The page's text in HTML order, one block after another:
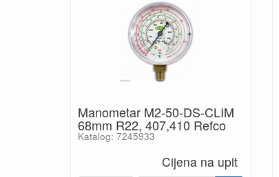
Manometar M2-50-DS-CLIM
68mm R22, 407,410 Refco
Katalog: 7245933
Cijena na upit